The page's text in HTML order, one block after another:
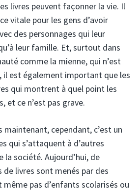
livres peuvent façonner la vie. Il
vitale pour les gens d’avoir
des personnages qui leur
leur famille. Et, surtout dans
comme la mienne, qui n’est
il est également important que les
qui montrent à quel point les
et ce n’est pas grave.
maintenant, cependant, c’est un
qui s’attaquent à d’autres
société. Aujourd’hui, de
de livres sont menés par des
même pas d’enfants scolarisés ou